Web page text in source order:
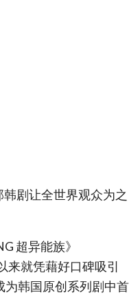
剧让全世界观众为之
超异能族》
来就凭藉好口碑吸引
为韩国原创系列剧中首